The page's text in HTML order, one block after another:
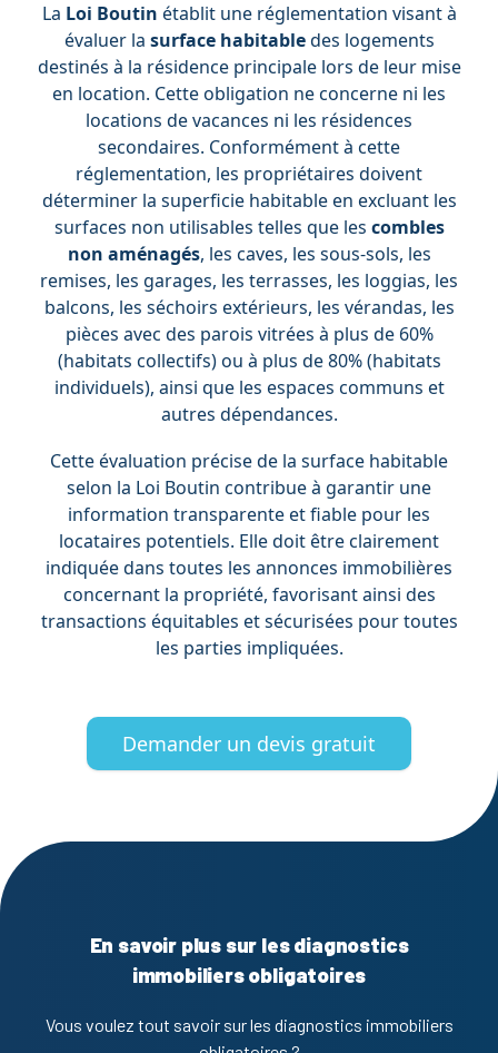
La Loi Boutin établit une réglementation visant à
évaluer la surface habitabledes logements
destinés à la résidence principale lors de leur mise
en location. Cette obligation ne concerne ni les
locations de vacances ni les résidences
secondaires. Conformément à cette
réglementation, les propriétaires doivent
déterminer la superficie habitable en excluant les
surfaces non utilisables telles que les combles
non aménagés, les caves, les sous-sols, les
remises, les garages, les terrasses, les loggias, les
balcons, les séchoirs extérieurs, les vérandas, les
pièces avec des parois vitrées à plus de 60%
(habitats collectifs) ou à plus de 80% (habitats
individuels), ainsi que les espaces communs et
autres dépendances.
Cette évaluation précise de la surface habitable
selon la Loi Boutin contribue à garantir une
information transparente et fiable pour les
locataires potentiels. Elle doit être clairement
indiquée dans toutes les annonces immobilières
concernant la propriété, favorisant ainsi des
transactions équitables et sécurisées pour toutes
les parties impliquées.
Demander un devis gratuit
En savoir plus sur les diagnostics
immobiliers obligatoires
Vous voulez tout savoir sur les diagnostics immobiliers